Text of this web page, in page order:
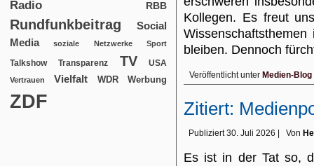
Radio RBB
Rundfunkbeitrag
Social
Media
soziale Netzwerke Sport
Talkshow Transparenz TV USA
Vertrauen Vielfalt WDR Werbung
ZDF
Kollegen. Es freut
bleiben. Dennoch
Veröffentlicht unter Medien-Blog
Zitiert:
Publiziert 30. Juli 2026 Von
Es ist in der Tat so,